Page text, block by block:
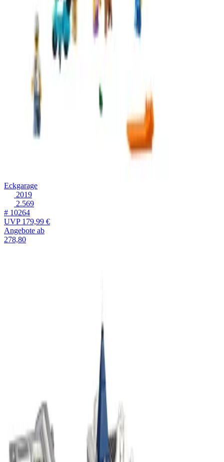
Eckgarage
2019
2.569
# 10264
UVP179,99 €
Angebote ab
278,80